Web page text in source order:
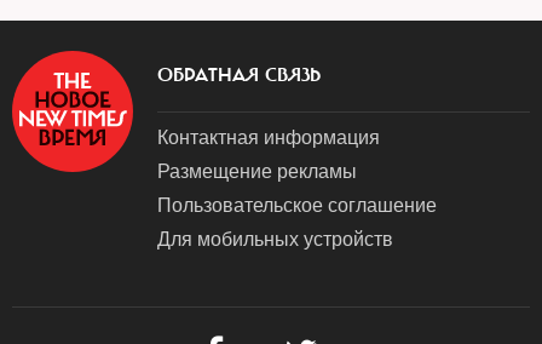
ОБРАТНАЯ СВЯЗЬ
Контактная информация
Размещение рекламы
Пользовательское соглашение
Для мобильных устройств